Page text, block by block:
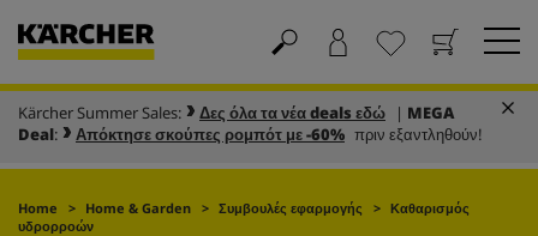
Καλάθι
Αγαπημένα
Kärcher Summer Sales: Δες όλα τα νέα deals εδώ | MEGA
Deal: Απόκτησε σκούπες ρομπότ με -60% πριν εξαντληθούν!
Home Home & Garden Συμβουλές εφαρμογής
Καθαρισμός
υδρορροών